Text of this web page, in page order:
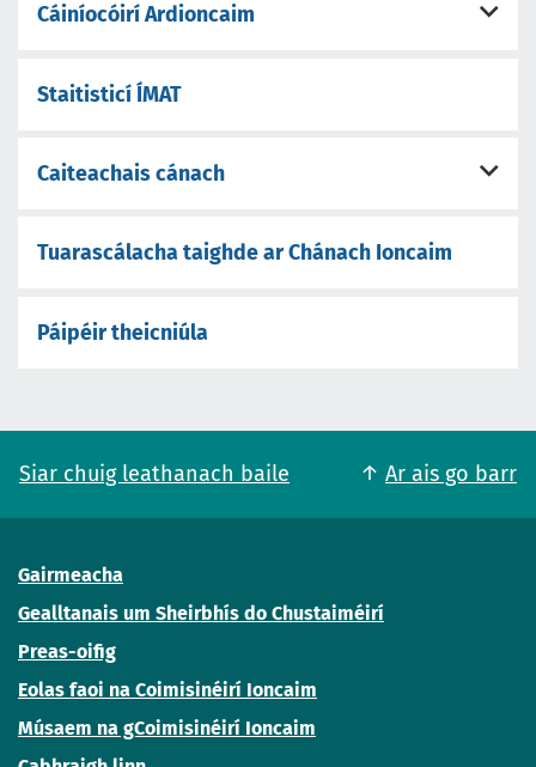
Cáiníocóirí Ardioncaim
Staitisticí ÍMAT
Caiteachais cánach
Tuarascálacha taighde ar Chánach Ioncaim
Páipéir theicniúla
Siar chuig leathanach baile Ar ais go barr
Gairmeacha
Gealltanais um Sheirbhís do Chustaiméirí
Preas-oifig
Eolas faoi na Coimisinéirí Ioncaim
Músaem na gCoimisinéirí Ioncaim